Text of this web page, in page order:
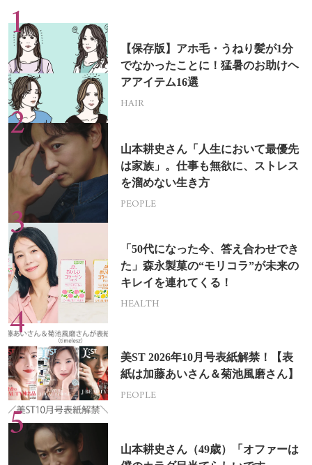
【保存版】アホ毛・うねり髪が1分
でなかったことに！猛暑のお助けヘ
アアイテム16選
HAIR
山本耕史さん「人生において最優先
は家族」。仕事も無欲に、ストレス
を溜めない生き方
PEOPLE
「50代になった今、答え合わせでき
た」森永製菓の“モリコラ”が未来の
キレイを連れてくる！
HEALTH
美ST 2026年10月号表紙解禁！【表
紙は加藤あいさん＆菊池風磨さん】
PEOPLE
山本耕史さん（49歳）「オファーは